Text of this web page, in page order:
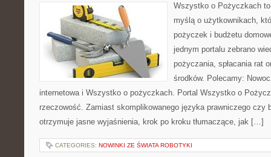
Wszystko o Pożyczkach
myślą o użytkownikach,
pożyczek i budżetu
jednym portalu zebrano
pożyczania, spłacania rat
środków. Polecamy:
internetowa i Wszystko o pożyczkach. Portal Wszystko o
rzeczowość. Zamiast skomplikowanego języka prawniczego czy
otrzymuje jasne wyjaśnienia, krok po kroku tłumaczące, jak […]
CATEGORIES: NOWINKI ZE ŚWIATA ROBOTYKI